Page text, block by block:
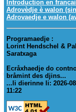
Introduction en
Adrovèdje è walon
Adrovaedje e walon
Programaedje :
Lorint Hendschel &
Saratxaga
Ecråxhaedje do
bråmint des djins...
...li dierinne li: 2026-
11:22